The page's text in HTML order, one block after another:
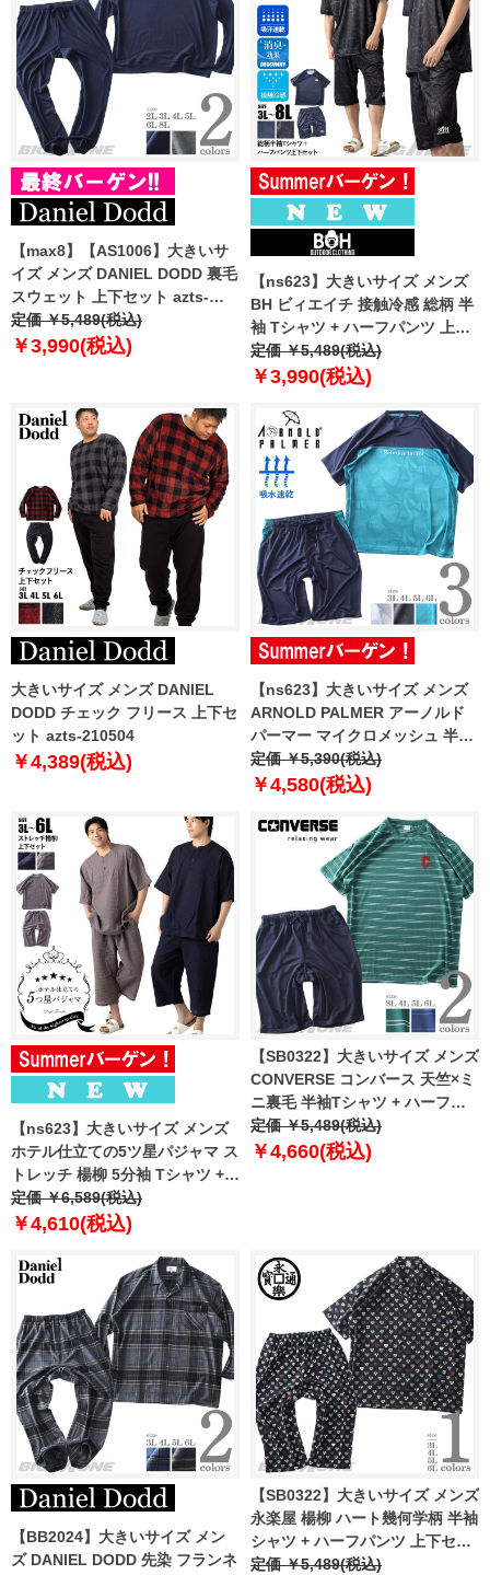
【max8】【AS1006】大きいサ
イズ メンズ DANIEL DODD 裏毛
スウェット 上下セット azts-
239001
定価 ￥5,489(税込)
￥3,990(税込)
【ns623】大きいサイズ メンズ
BH ビィエイチ 接触冷感 総柄 半
袖 Tシャツ + ハーフパンツ 上下
セット 吸汗速乾 春夏新作 bhts-
260201 【fre】
定価 ￥5,489(税込)
￥3,990(税込)
大きいサイズ メンズ DANIEL
DODD チェック フリース 上下セ
ット azts-210504
￥4,389(税込)
【ns623】大きいサイズ メンズ
ARNOLD PALMER アーノルド
パーマー マイクロメッシュ 半袖
上下セット 吸水速乾 8051547
定価 ￥5,390(税込)
￥4,580(税込)
【ns623】大きいサイズ メンズ
ホテル仕立ての5ツ星パジャマ ス
トレッチ 楊柳 5分袖 Tシャツ + 7
分丈 パンツ 上下セット 春夏新作
1363m1h 【fre】
定価 ￥6,589(税込)
￥4,610(税込)
【SB0322】大きいサイズ メンズ
CONVERSE コンバース 天竺×ミ
ニ裏毛 半袖Tシャツ + ハーフパ
ンツ 上下セット 21432ch
定価 ￥5,489(税込)
￥4,660(税込)
【BB2024】大きいサイズ メン
ズ DANIEL DODD 先染 フランネ
【SB0322】大きいサイズ メンズ
永楽屋 楊柳 ハート幾何学柄 半袖
シャツ + ハーフパンツ 上下セッ
ト 134353h
定価 ￥5,489(税込)